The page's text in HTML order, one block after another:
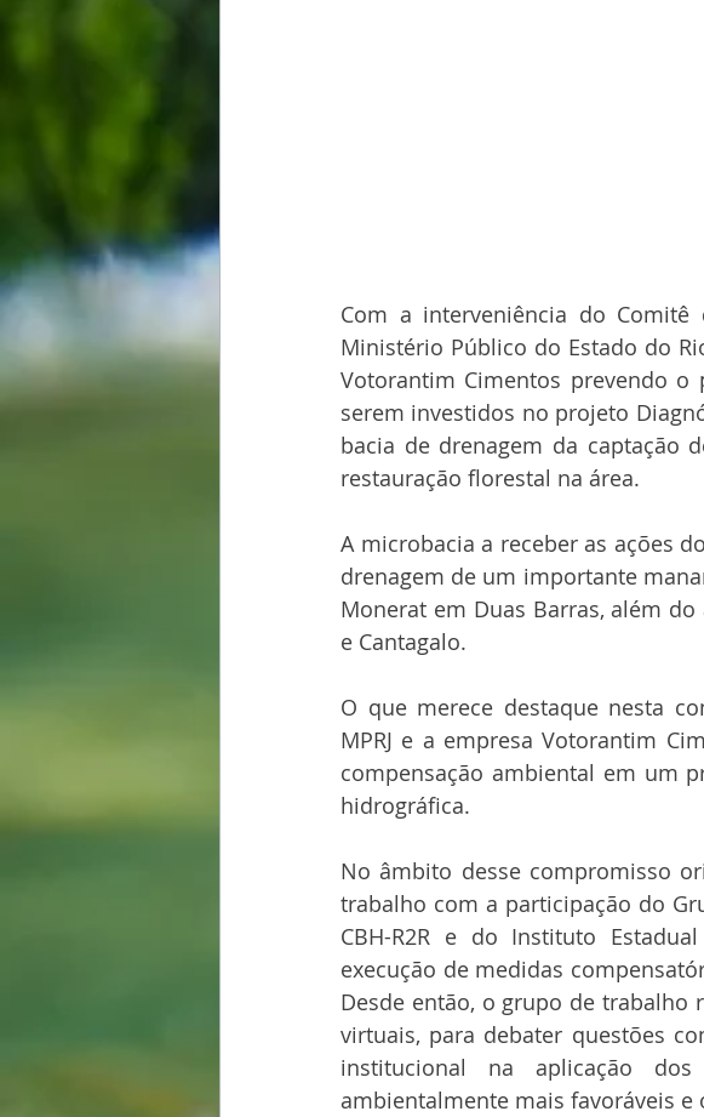
Com a interveniência do Comitê
Ministério Público do Estado do
Votorantim Cimentos prevendo o
serem investidos no projeto
bacia de drenagem da captação
restauração florestal na área.
A microbacia a receber as ações
drenagem de um importante
Monerat em Duas Barras, além
e Cantagalo.
O que merece destaque nesta
MPRJ e a empresa Votorantim
compensação ambiental em um
hidrográfica.
No âmbito desse compromisso
trabalho com a participação do
CBH-R2R e do Instituto
execução de medidas
Desde então, o grupo de trabalho
virtuais, para debater questões
institucional na aplicação
ambientalmente mais favoráveis e